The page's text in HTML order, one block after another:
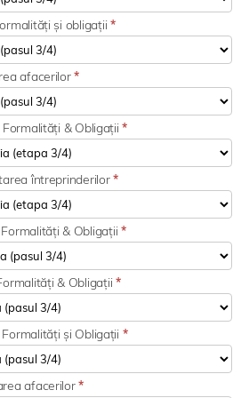
și obligații*
afacerilor*
Formalități & Obligații*
întreprinderilor*
& Obligații*
& Obligații*
și Obligații *
afacerilor*